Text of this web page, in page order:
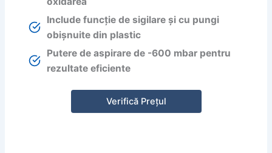
Include funcție de sigilare și cu pungi
obișnuite din plastic
Putere de aspirare de -600 mbar pentru
rezultate eficiente
Verifică Prețul